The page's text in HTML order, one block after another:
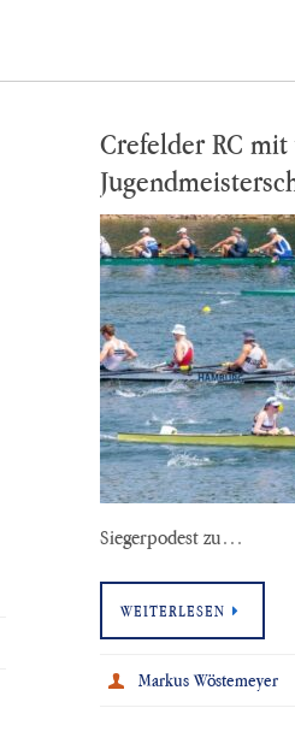
Crefelder RC
Siegerpodest zu…
WEITERLESEN
Markus Wöstemeyer